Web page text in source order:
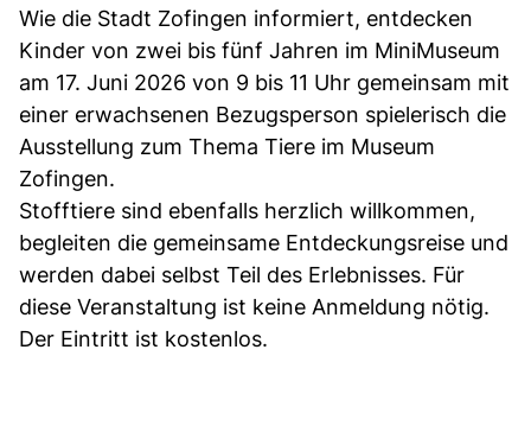
Wie die Stadt Zofingen informiert, entdecken
Kinder von zwei bis fünf Jahren im MiniMuseum
am 17. Juni 2026 von 9 bis 11 Uhr gemeinsam mit
einer erwachsenen Bezugsperson spielerisch die
Ausstellung zum Thema Tiere im Museum
Zofingen.
Stofftiere sind ebenfalls herzlich willkommen,
begleiten die gemeinsame Entdeckungsreise und
werden dabei selbst Teil des Erlebnisses. Für
diese Veranstaltung ist keine Anmeldung nötig.
Der Eintritt ist kostenlos.